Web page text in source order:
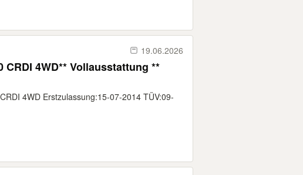
19.06.2026
CRDI 4WD** Vollausstattung **
4WD Erstzulassung:15-07-2014 TÜV:09-